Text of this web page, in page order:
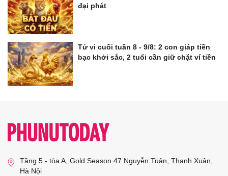
đại phát
Tử vi cuối tuần 8 - 9/8: 2 con giáp tiền
bạc khởi sắc, 2 tuổi cần giữ chặt ví tiền
Tầng 5 - tòa A, Gold Season 47 Nguyễn Tuân, Thanh Xuân,
Hà Nội